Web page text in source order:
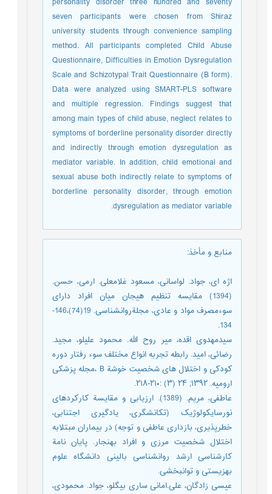
seven participants were chosen from Shiraz
university students through convenience sampling
method. All participants completed Child Abuse
Questionnaire, Difficulties in Emotion Dysregulation
Scale and Schizotypal Trait Questionnaire (B form).
Data were analyzed using SMART-PLS software
and multiple regression. Findings suggest that
among main types of child abuse, neglect relates to
symptoms of borderline personality disorder directly
and indirectly through emotion dysregulation as
mediator variable. In addition, child emotional and
sexual abuse both indirectly relate to symptoms of
borderline personality disorder, through emotion
dysregulation as mediator variable.
منابع و مأخذ:
اژه ای، جواد. لواسانی، مسعود غلامعلی. ارمی، حسن.
(1394) مقایسه تنظیم هیجان میان افراد دارای
سوءمصرف مواد و عادی، مجلةروانشناسی. 19(74)،146-
134.
سیدمهدوی اقده، میر روح الله. محمود علیلو، مجید.
رضائی، امید. رابطه تجربه انواع مختلف سوء رفتار دوره
کودکی و اختلال های شخصیت خوشة B ،مجله پزشکی
ارومیه. ۱۳۹۲; ۲۴ (۳) :۲۱۰-۲۱۸.
عاطفی، مریم. (1389). ارزیابی و مقایسة کارکردهای
نورسایکولوژیک (تکانشگری، یادگیری اجتنابی،
خطرپذیری، بازداری عاطفی و توجه) در بیماران مبتلابه
اختلال شخصیت مرزی و افراد بهنجار. پایان نامة
کارشناسی ارشد روانشناسی بالینی دانشگاه علوم
بهزیستی و توانبخشی.
عیسی زادگان، علی.امانی ساری بیگلو، جواد. محمودی،